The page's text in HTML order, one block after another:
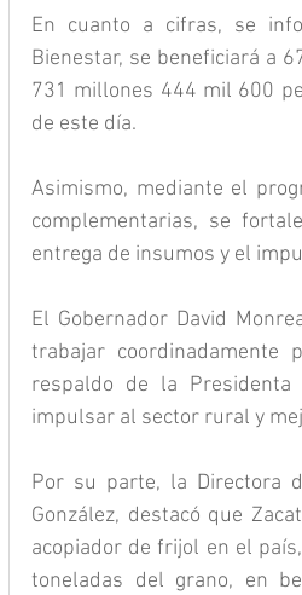
En cuanto a cifras, se
Bienestar, se beneficiará a
731 millones 444 mil 600
de este día.
Asimismo, mediante el
complementarias, se
entrega de insumos y el
El Gobernador David
trabajar
respaldo de la Presidenta
impulsar al sector rural y
Por su parte, la Directora
González, destacó que
acopiador de frijol en el
toneladas del grano, en